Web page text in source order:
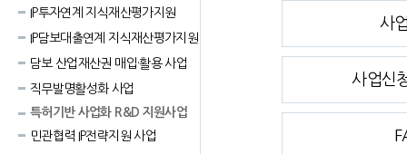
IP투자연계 지식재산평가지원
IP담보대출연계 지식재산평가지원
담보 산업재산권 매입·활용 사업
직무발명활성화 사업
특허기반 사업화 R&D 지원사업
민관협력 IP전략지원 사업
사
사업신